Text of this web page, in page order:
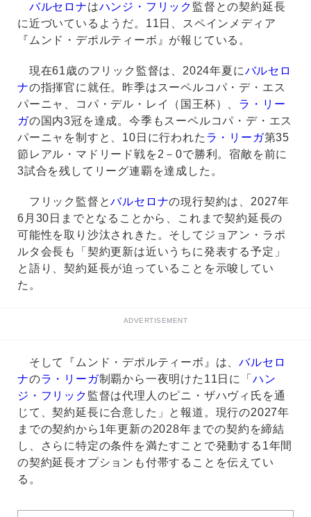
バルセロナはハンジ・フリック 監督との契約延長
に近づいているようだ。11日、スペインメディア
『ムンド・デポルティーボ』が報じている。
現在61歳のフリック監督は、2024年夏にバルセロ
ナの指揮官に就任。昨季はスーペルコパ・デ・エス
パーニャ、コパ・デル・レイ（国王杯）、 ラ・リー
ガの国内3冠を達成。今季もスーペルコパ・デ・エス
パーニャを制すと、10日に行われた ラ・リーガ第35
節レアル・マドリード戦を2－0で勝利。宿敵を前に
3試合を残してリーグ連覇を達成した。
フリック監督とバルセロナの現行契約は、2027年
6月30日までとなることから、これまで契約延長の
可能性を取り沙汰されきた。そしてジョアン・ラポ
ルタ会長も「契約更新は近いうちに発表する予定」
と語り、契約延長が迫っていることを示唆してい
た。
ADVERTISEMENT
そして『ムンド・デポルティーボ』は、バルセロ
ナのラ・リーガ制覇から一夜明けた11日に「 ハン
ジ・フリック 監督は代理人のピニ・ザハヴィ氏を通
じて、契約延長に合意した」と報道。現行の2027年
までの契約から1年更新の2028年までの契約を締結
し、さらに特定の条件を満たすことで発動する1年間
の契約延長オプションも付帯することを伝えてい
る。